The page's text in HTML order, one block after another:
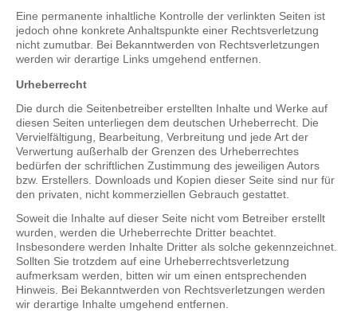
Eine permanente inhaltliche Kontrolle der verlinkten Seiten ist
jedoch ohne konkrete Anhaltspunkte einer Rechtsverletzung
nicht zumutbar. Bei Bekanntwerden von Rechtsverletzungen
werden wir derartige Links umgehend entfernen.
Urheberrecht
Die durch die Seitenbetreiber erstellten Inhalte und Werke auf
diesen Seiten unterliegen dem deutschen Urheberrecht. Die
Vervielfältigung, Bearbeitung, Verbreitung und jede Art der
Verwertung außerhalb der Grenzen des Urheberrechtes
bedürfen der schriftlichen Zustimmung des jeweiligen Autors
bzw. Erstellers. Downloads und Kopien dieser Seite sind nur für
den privaten, nicht kommerziellen Gebrauch gestattet.
Soweit die Inhalte auf dieser Seite nicht vom Betreiber erstellt
wurden, werden die Urheberrechte Dritter beachtet.
Insbesondere werden Inhalte Dritter als solche gekennzeichnet.
Sollten Sie trotzdem auf eine Urheberrechtsverletzung
aufmerksam werden, bitten wir um einen entsprechenden
Hinweis. Bei Bekanntwerden von Rechtsverletzungen werden
wir derartige Inhalte umgehend entfernen.